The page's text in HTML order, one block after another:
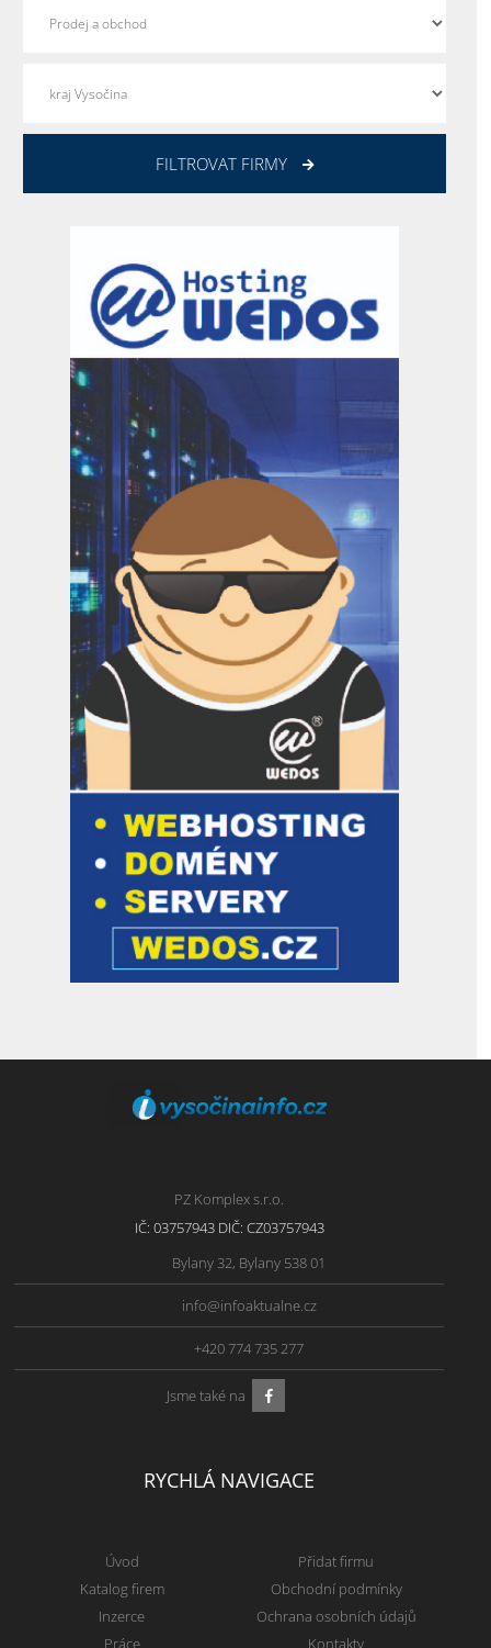
FILTROVAT FIRMY
PZ Komplex s.r.o.
IČ: 03757943 DIČ: CZ03757943
Bylany 32, Bylany 538 01
info@infoaktualne.cz
+420 774 735 277
Jsme také na
RYCHLÁ NAVIGACE
Úvod
Katalog firem
Inzerce
Práce
Přidat firmu
Obchodní podmínky
Ochrana osobních údajů
Kontakty